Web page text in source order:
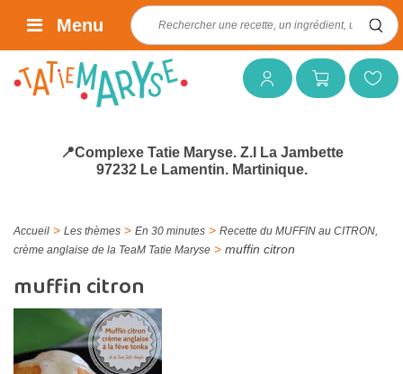
Mon compteMon panierMes favoris
Rechercher :
Menu
📍Complexe Tatie Maryse. Z.I La Jambette
97232 Le Lamentin. Martinique.
Accueil > Les thèmes > En 30 minutes > Recette du MUFFIN au CITRON,
crème anglaise de la TeaM Tatie Maryse > muffin citron
muffin citron